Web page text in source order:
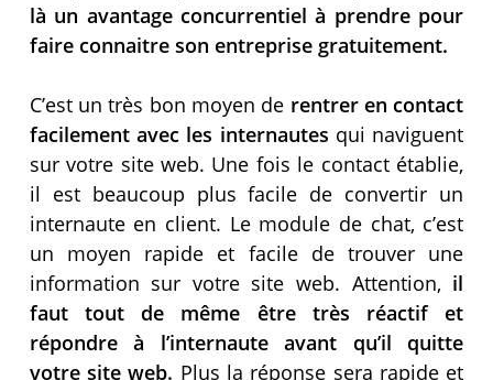
là un avantage concurrentiel à prendre pour
faire connaitre son entreprise gratuitement.
C’est un très bon moyen de rentrer en contact
facilement avec les internautes qui naviguent
sur votre site web. Une fois le contact établie,
il est beaucoup plus facile de convertir un
internaute en client. Le module de chat, c’est
un moyen rapide et facile de trouver une
information sur votre site web. Attention, il
faut tout de même être très réactif et
répondre à l’internaute avant qu’il quitte
votre site web. Plus la réponse sera rapide et